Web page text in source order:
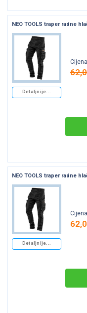
Detaljnije...
NEO TOOLS traper radne
Detaljnije...
NEO TOOLS traper radne